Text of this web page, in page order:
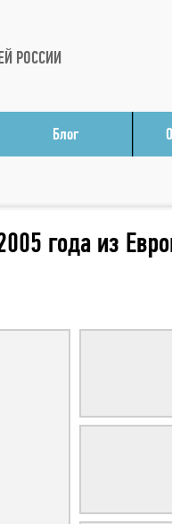
РОССИИ
Блог
года из